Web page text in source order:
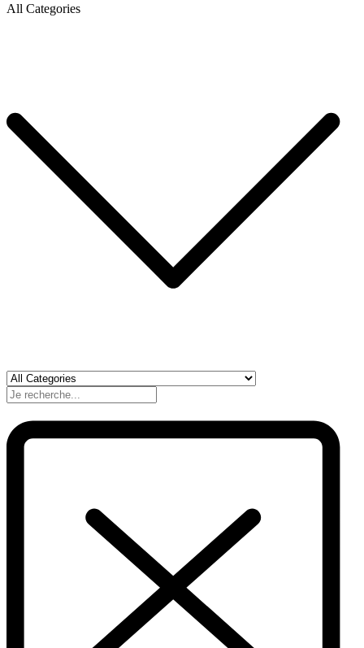
All Categories